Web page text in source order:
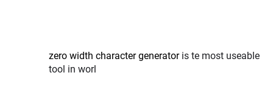
zero width character generatoris te most useable
tool in worl